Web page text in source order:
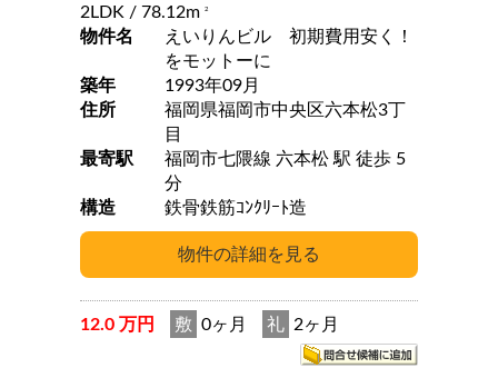
2LDK / 78.12m 2
物件名
えいりんビル 初期費用安く！
をモットーに
築年
1993年09月
住所
福岡県福岡市中央区六本松3丁
目
最寄駅
福岡市七隈線 六本松 駅 徒歩 5
分
構造
鉄骨鉄筋ｺﾝｸﾘｰﾄ造
12.0 万円 敷 0ヶ月 礼 2ヶ月